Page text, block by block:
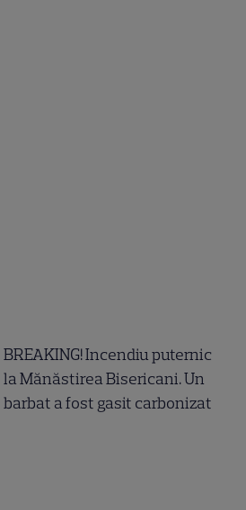
BREAKING! Incendiu puternic
la Mănăstirea Bisericani. Un
barbat a fost gasit carbonizat